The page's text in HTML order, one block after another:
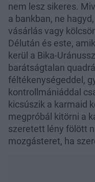
nem lesz sikeres.
a bankban, ne
vásárlás vagy
Délután és este,
kerül a Bika-
barátságtalan
féltékenységeddel,
kontrollmániáddal
kicsúszik a karmaid
megpróbál kitörni a
szeretett lény fölött
mozgásteret, ha